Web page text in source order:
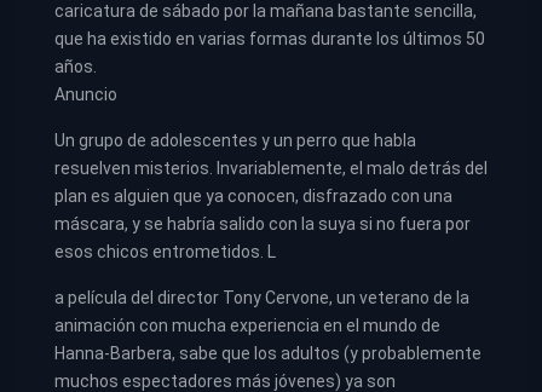
caricatura de sábado por la mañana bastante sencilla,
que ha existido en varias formas durante los últimos 50
años.
Anuncio
Un grupo de adolescentes y un perro que habla
resuelven misterios. Invariablemente, el malo detrás del
plan es alguien que ya conocen, disfrazado con una
máscara, y se habría salido con la suya si no fuera por
esos chicos entrometidos. L
a película del director Tony Cervone, un veterano de la
animación con mucha experiencia en el mundo de
Hanna-Barbera, sabe que los adultos (y probablemente
muchos espectadores más jóvenes) ya son